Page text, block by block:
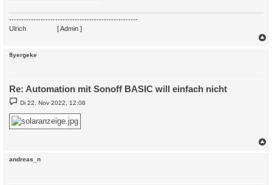
-----------------------------------------------------
Ulrich
[ Admin ]
flyergeke
Re: Automation mit Sonoff BASIC will einfach nicht
B
e
i
t
r
Di 22. Nov 2022, 12:08
andreas_n